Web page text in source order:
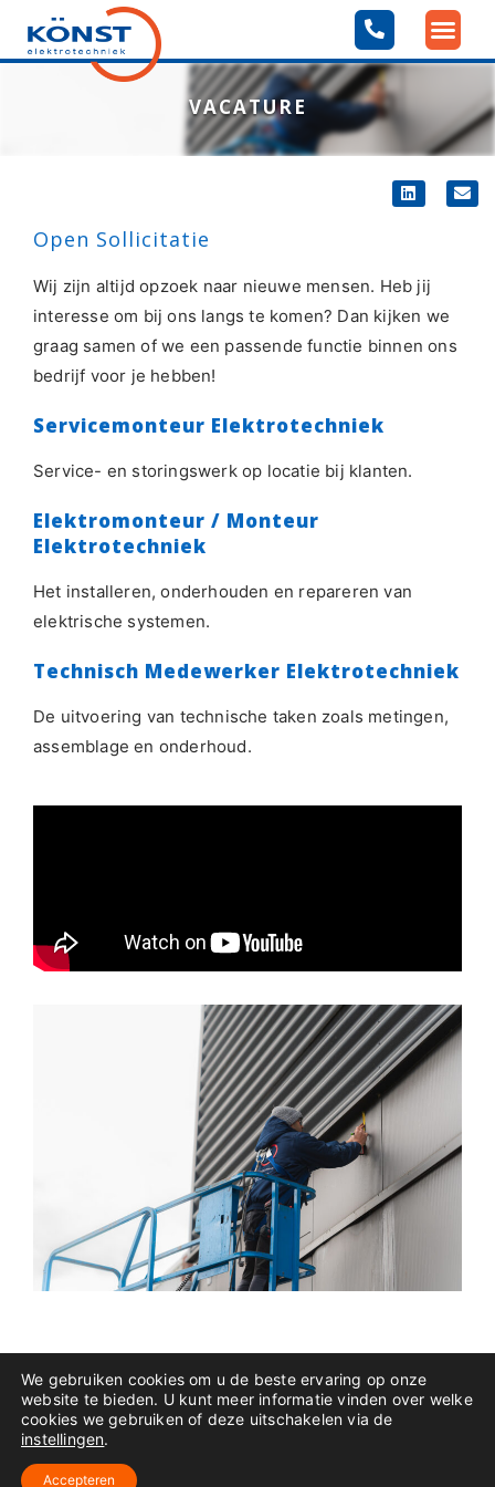
VACATURE
Open Sollicitatie
Wij zijn altijd opzoek naar nieuwe mensen. Heb jij
interesse om bij ons langs te komen? Dan kijken we
graag samen of we een passende functie binnen ons
bedrijf voor je hebben!
Servicemonteur Elektrotechniek
Service- en storingswerk op locatie bij klanten.
Elektromonteur / Monteur
Elektrotechniek
Het installeren, onderhouden en repareren van
elektrische systemen.
Technisch Medewerker Elektrotechniek
De uitvoering van technische taken zoals metingen,
assemblage en onderhoud.
VACATURES
We gebruiken cookies om u de beste ervaring op onze
website te bieden. U kunt meer informatie vinden over welke
cookies we gebruiken of deze uitschakelen via de
instellingen.
Accepteren